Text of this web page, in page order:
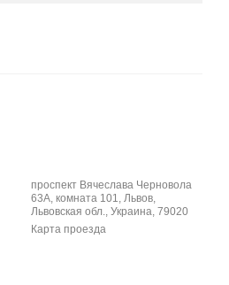
проспект Вячеслава Черновола
63А, комната 101, Львов,
Львовская обл., Украина, 79020
Карта проезда